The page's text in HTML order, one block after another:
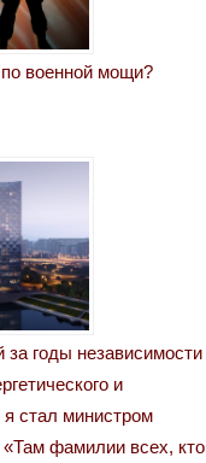
по военной мощи?
годы независимости
и
стал министром
«Там фамилии всех, кто